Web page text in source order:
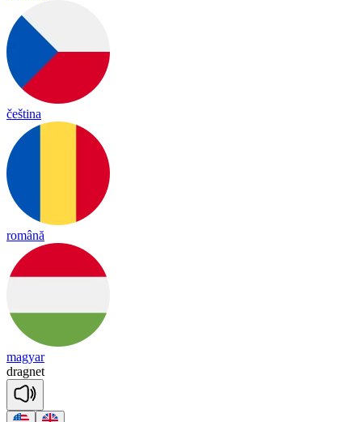
čeština
română
magyar
dragnet